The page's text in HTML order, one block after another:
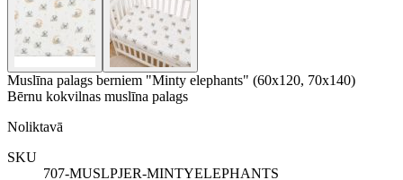
Muslīna palags berniem "Minty elephants" (60x120, 70x140)
Bērnu kokvilnas muslīna palags
Noliktavā
SKU
707-MUSLPJER-MINTYELEPHANTS